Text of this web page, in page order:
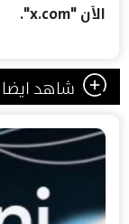
الآن "x.com".
شاهد ايضا